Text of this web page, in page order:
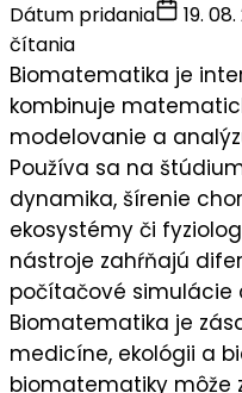
Dátum pridania
19.
čítania
Biomatematika je
kombinuje
modelovanie a
Používa sa na
dynamika, šírenie
ekosystémy či
nástroje zahŕňajú
počítačové simulácie
Biomatematika je
medicíne, ekológii a
biomatematiky môže